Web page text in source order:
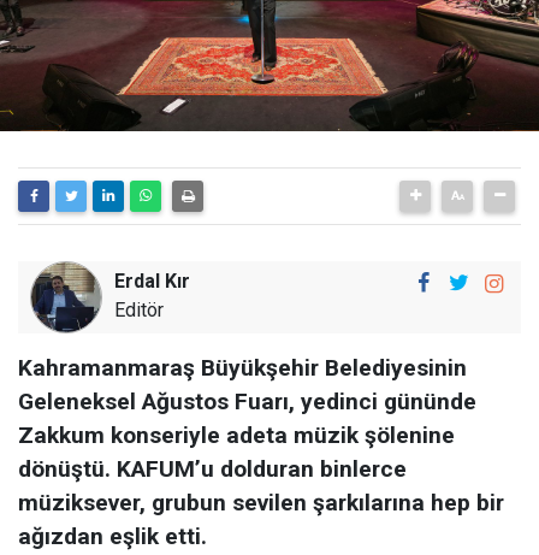
Erdal Kır
Editör
Kahramanmaraş Büyükşehir Belediyesinin
Geleneksel Ağustos Fuarı, yedinci gününde
Zakkum konseriyle adeta müzik şölenine
dönüştü. KAFUM’u dolduran binlerce
müziksever, grubun sevilen şarkılarına hep bir
ağızdan eşlik etti.